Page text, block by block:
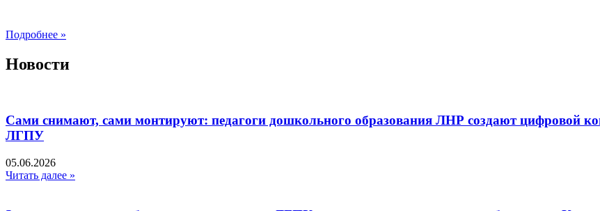
Подробнее »
Новости
Сами снимают, сами монтируют: педагоги дошкольного образования ЛНР создают цифровой
ЛГПУ​
05.06.2026
Читать далее »